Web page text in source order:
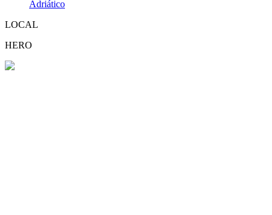
Adriático
LOCAL
HERO